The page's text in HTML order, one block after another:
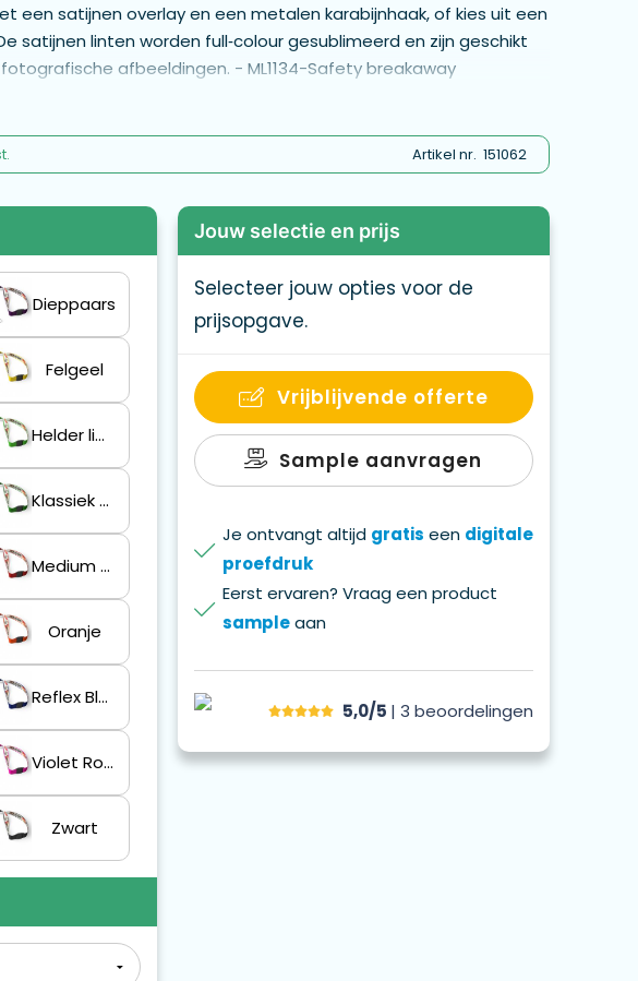
een satijnen overlay en een metalen karabijnhaak, of kies uit een
satijnen linten worden full‑colour gesublimeerd en zijn geschikt
afbeeldingen. - ML1134-Safety breakaway
Artikel nr. 151062
Dieppaars
Felgeel
Helder limoengroen
Klassiek Groen
Medium Scharlakenrood
Oranje
Reflex Blauwe C
Violet Rood
Zwart
Jouw selectie en prijs
Selecteer jouw opties voor de
prijsopgave.
Vrijblijvende offerte
Sample aanvragen
Je ontvangt altijd gratis een digitale
proefdruk
Eerst ervaren? Vraag een product
sampleaan
5,0/5 | 3 beoordelingen